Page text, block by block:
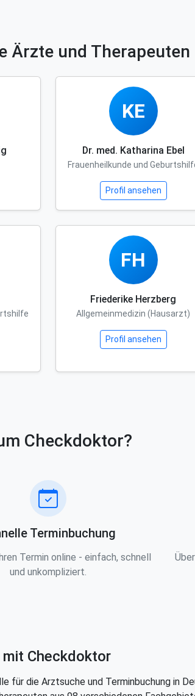
Ärzte und Therapeuten
KE
Dr. med. Katharina Ebel
Frauenheilkunde und
Profil ansehen
FH
Friederike Herzberg
Allgemeinmedizin (Hausarzt)
Profil ansehen
Checkdoktor?
Terminbuchung
Termin online - einfach, schnell
und unkompliziert.
Checkdoktor
für die Arztsuche und Terminbuchung in